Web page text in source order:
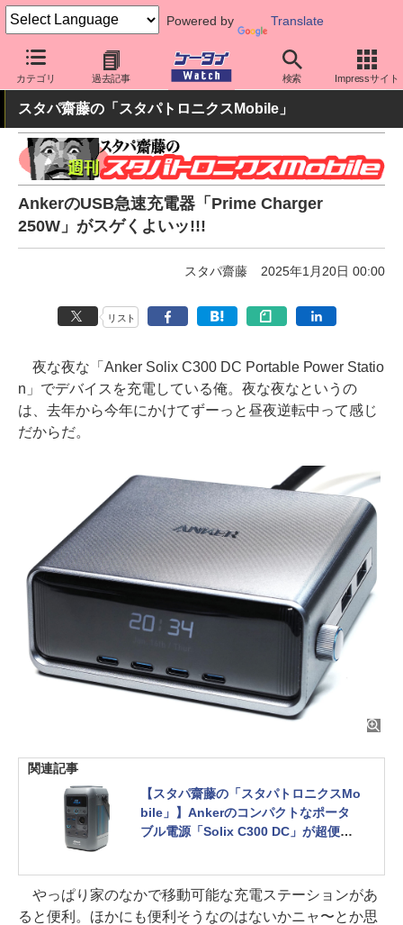
Powered by Translate
カテゴリ 過去記事 検索 Impressサイト
ケータイ Watch 周辺機器/アクセサリー モバイルバッテリー
スタパ齋藤の「スタパトロニクスMobile」
AnkerのUSB急速充電器「Prime Charger
250W」がスゲくよいッ!!!
スタパ齋藤 2025年1月20日 00:00
リスト
夜な夜な「Anker Solix C300 DC Portable Power Statio
n」でデバイスを充電している俺。夜な夜なというの
は、去年から今年にかけてずーっと昼夜逆転中って感じ
だからだ。
関連記事
【スタパ齋藤の「スタパトロニクスMo
bile」】Ankerのコンパクトなポータ
ブル電源「Solix C300 DC」が超便利
やっぱり家のなかで移動可能な充電ステーションがあ
ると便利。ほかにも便利そうなのはないかニャ〜とか思